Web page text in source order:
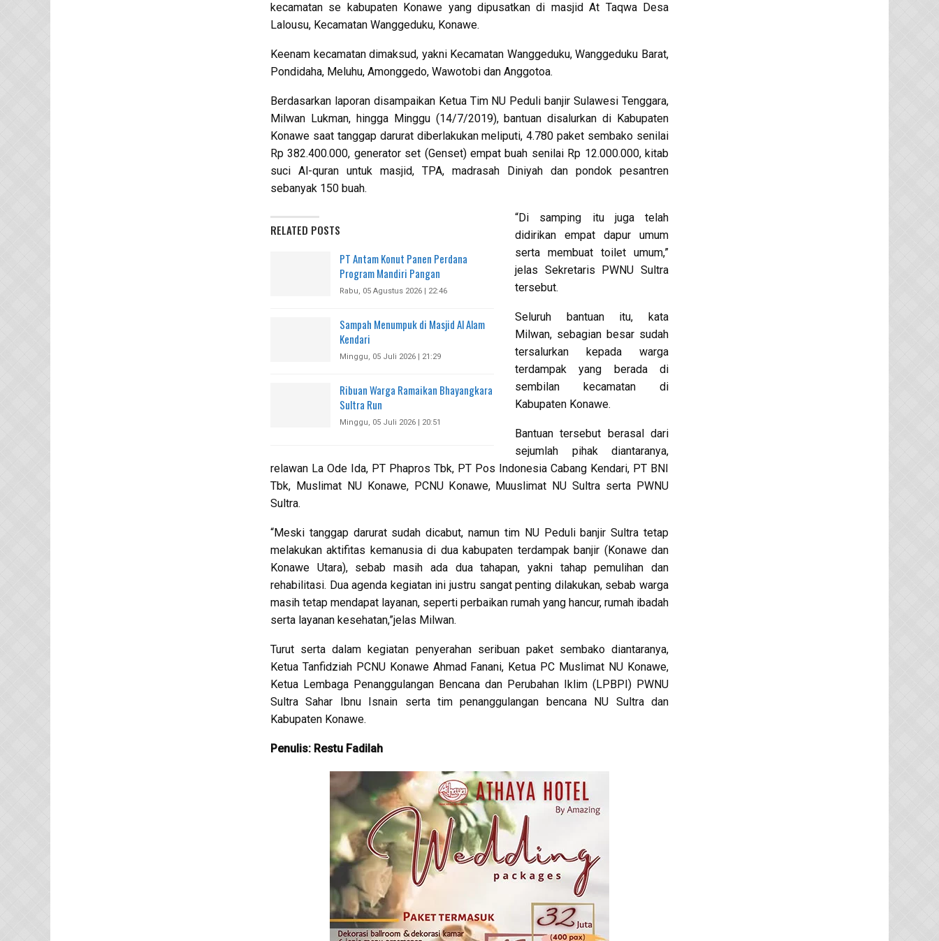
kecamatan se kabupaten Konawe yang dipusatkan di masjid At Taqwa Desa
Lalousu, Kecamatan Wanggeduku, Konawe.
Keenam kecamatan dimaksud, yakni Kecamatan Wanggeduku, Wanggeduku Barat,
Pondidaha, Meluhu, Amonggedo, Wawotobi dan Anggotoa.
Berdasarkan laporan disampaikan Ketua Tim NU Peduli banjir Sulawesi Tenggara,
Milwan Lukman, hingga Minggu (14/7/2019), bantuan disalurkan di Kabupaten
Konawe saat tanggap darurat diberlakukan meliputi, 4.780 paket sembako senilai
Rp 382.400.000, generator set (Genset) empat buah senilai Rp 12.000.000, kitab
suci Al-quran untuk masjid, TPA, madrasah Diniyah dan pondok pesantren
sebanyak 150 buah.
RELATED POSTS
PT Antam Konut Panen Perdana
Program Mandiri Pangan
Rabu, 05 Agustus 2026 | 22:46
Sampah Menumpuk di Masjid Al Alam
Kendari
Minggu, 05 Juli 2026 | 21:29
Ribuan Warga Ramaikan Bhayangkara
Sultra Run
Minggu, 05 Juli 2026 | 20:51
“Di samping itu juga telah
didirikan empat dapur umum
serta membuat toilet umum,”
jelas Sekretaris PWNU Sultra
tersebut.
Seluruh bantuan itu, kata
Milwan, sebagian besar sudah
tersalurkan kepada warga
terdampak yang berada di
sembilan kecamatan di
Kabupaten Konawe.
Bantuan tersebut berasal dari
sejumlah pihak diantaranya,
relawan La Ode Ida, PT Phapros Tbk, PT Pos Indonesia Cabang Kendari, PT BNI
Tbk, Muslimat NU Konawe, PCNU Konawe, Muuslimat NU Sultra serta PWNU
Sultra.
“Meski tanggap darurat sudah dicabut, namun tim NU Peduli banjir Sultra tetap
melakukan aktifitas kemanusia di dua kabupaten terdampak banjir (Konawe dan
Konawe Utara), sebab masih ada dua tahapan, yakni tahap pemulihan dan
rehabilitasi. Dua agenda kegiatan ini justru sangat penting dilakukan, sebab warga
masih tetap mendapat layanan, seperti perbaikan rumah yang hancur, rumah ibadah
serta layanan kesehatan,”jelas Milwan.
Turut serta dalam kegiatan penyerahan seribuan paket sembako diantaranya,
Ketua Tanfidziah PCNU Konawe Ahmad Fanani, Ketua PC Muslimat NU Konawe,
Ketua Lembaga Penanggulangan Bencana dan Perubahan Iklim (LPBPI) PWNU
Sultra Sahar Ibnu Isnain serta tim penanggulangan bencana NU Sultra dan
Kabupaten Konawe.
Penulis: Restu Fadilah